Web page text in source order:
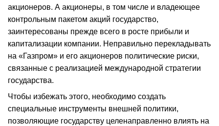
акционеров. А акционеры, в том числе и владеющее
контрольным пакетом акций государство,
заинтересованы прежде всего в росте прибыли и
капитализации компании. Неправильно перекладывать
на «Газпром» и его акционеров политические риски,
связанные с реализацией международной стратегии
государства.
Чтобы избежать этого, необходимо создать
специальные инструменты внешней политики,
позволяющие государству целенаправленно влиять на